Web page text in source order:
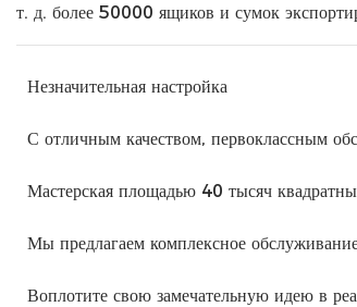
т. д. более 50000 ящиков и сумок
Незначительная настройка
С отличным качеством, первоклассным
Мастерская площадью 40 тысяч
Мы предлагаем комплексное
Воплотите свою замечательную идею в